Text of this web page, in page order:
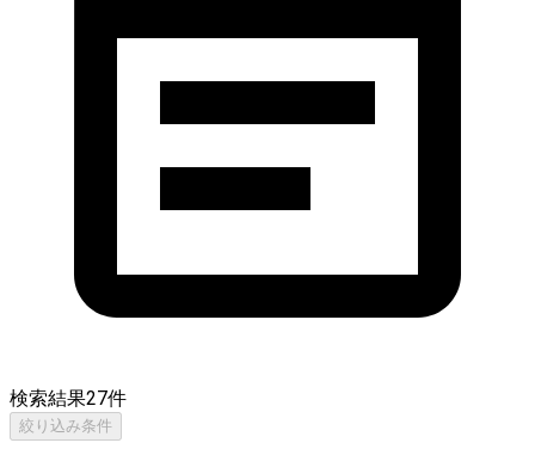
検索結果27件
絞り込み条件